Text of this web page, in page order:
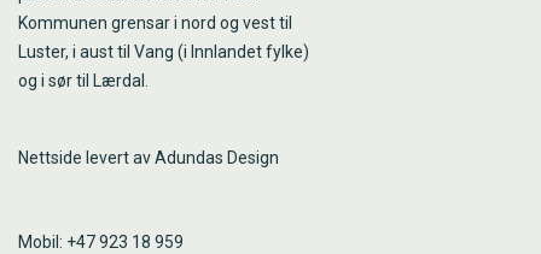
Kommunen grensar i nord og vest til
Luster, i aust til Vang (i Innlandet fylke)
og i sør til Lærdal.
Nettside levert av Adundas Design
Mobil: +47 923 18 959